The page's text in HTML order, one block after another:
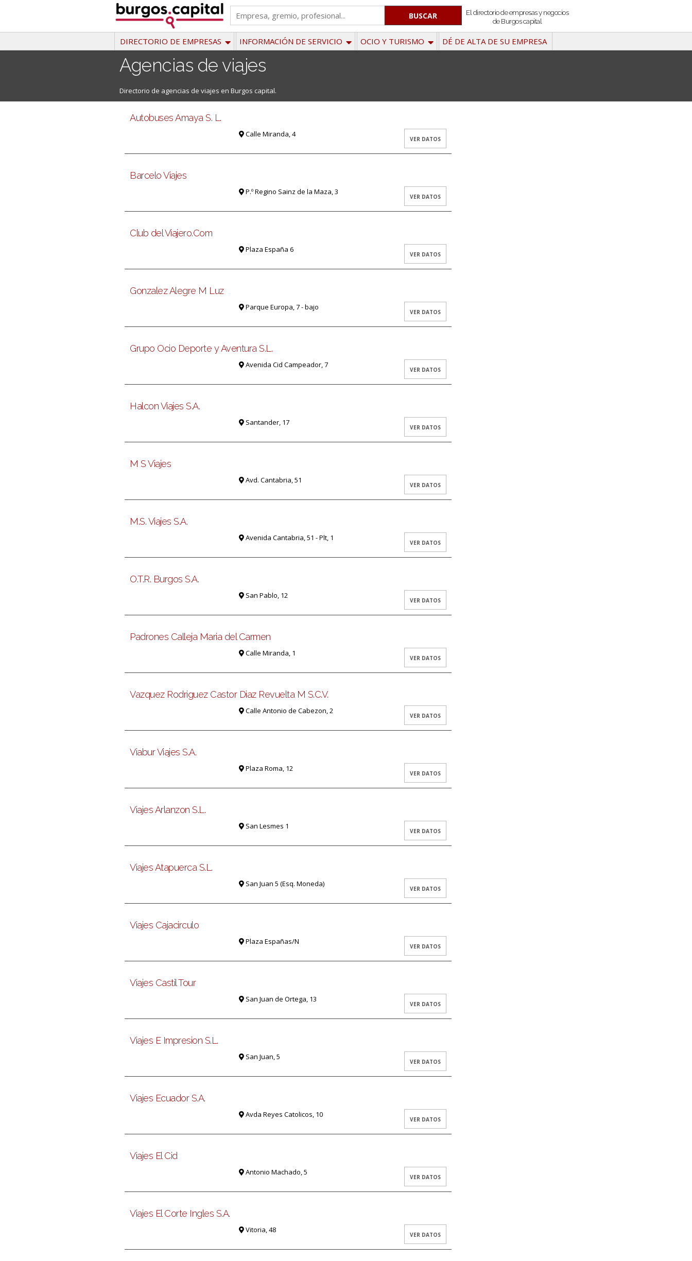
contenido
.
__('Search
for:')
.
El directorio de empresas y negocios
de Burgos capital
DIRECTORIO DE EMPRESAS INFORMACIÓN DE SERVICIO OCIO Y TURISMO DÉ DE ALTA DE SU EMPRESA
Agencias de viajes
Directorio de agencias de viajes en Burgos capital.
Autobuses Amaya S. L.
Calle Miranda, 4
VER DATOS
Barcelo Viajes
P.º Regino Sainz de la Maza, 3
VER DATOS
Club del Viajero.Com
Plaza España 6
VER DATOS
Gonzalez Alegre M Luz
Parque Europa, 7 - bajo
VER DATOS
Grupo Ocio Deporte y Aventura S.L.
Avenida Cid Campeador, 7
VER DATOS
Halcon Viajes S.A.
Santander, 17
VER DATOS
M S Viajes
Avd. Cantabria, 51
VER DATOS
M.S. Viajes S.A.
Avenida Cantabria, 51 - Plt, 1
VER DATOS
O.T.R. Burgos S.A.
San Pablo, 12
VER DATOS
Padrones Calleja Maria del Carmen
Calle Miranda, 1
VER DATOS
Vazquez Rodriguez Castor Diaz Revuelta M S.C.V.
Calle Antonio de Cabezon, 2
VER DATOS
Viabur Viajes S.A.
Plaza Roma, 12
VER DATOS
Viajes Arlanzon S.L.
San Lesmes 1
VER DATOS
Viajes Atapuerca S.L.
San Juan 5 (Esq. Moneda)
VER DATOS
Viajes Cajacirculo
Plaza Españas/N
VER DATOS
Viajes Castil Tour
San Juan de Ortega, 13
VER DATOS
Viajes E Impresion S.L.
San Juan, 5
VER DATOS
Viajes Ecuador S.A.
Avda Reyes Catolicos, 10
VER DATOS
Viajes El Cid
Antonio Machado, 5
VER DATOS
Viajes El Corte Ingles S.A.
Vitoria, 48
VER DATOS